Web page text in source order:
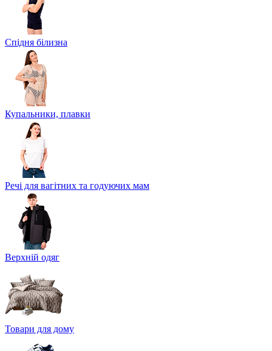
Спідня білизна
Купальники, плавки
Речі для вагітних та годуючих мам
Верхній одяг
Товари для дому